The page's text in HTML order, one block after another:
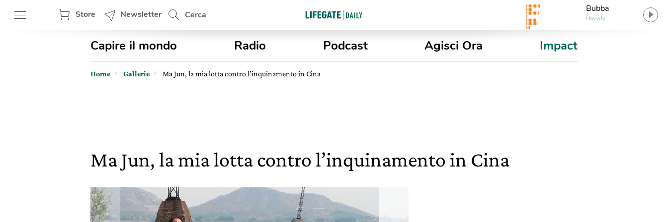
Store Newsletter Cerca
Bubba
Hovvdy
Capire il mondo Radio Podcast Agisci Ora Impact
Home Gallerie Ma Jun, la mia lotta contro l’inquinamento in Cina
Ma Jun, la mia lotta contro l’inquinamento in Cina